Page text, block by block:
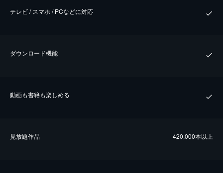
テレビ / スマホ / PCなどに対応
ダウンロード機能
動画も書籍も楽しめる
⾒放題作品 420,000本以上